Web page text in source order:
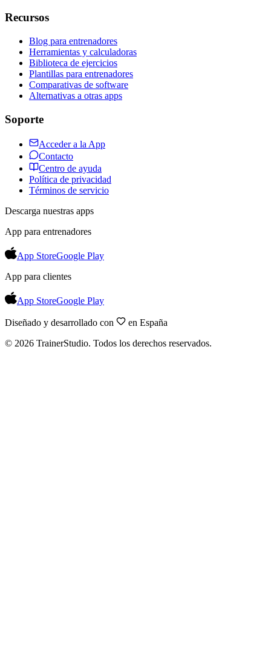
Recursos
Blog para entrenadores
Herramientas y calculadoras
Biblioteca de ejercicios
Plantillas para entrenadores
Comparativas de software
Alternativas a otras apps
Soporte
Acceder a la App
Contacto
Centro de ayuda
Política de privacidad
Términos de servicio
Descarga nuestras apps
App para entrenadores
App StoreGoogle Play
App para clientes
App StoreGoogle Play
Diseñado y desarrollado con
en España
© 2026 TrainerStudio. Todos los derechos reservados.